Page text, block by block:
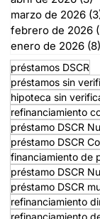
marzo de 2026
febrero de 2026
enero de 2026 (8)
préstamos DSCR
préstamos sin
hipoteca sin
refinanciamiento
préstamo DSCR
préstamo DSCR
financiamiento de
préstamo DSCR
préstamo DSCR
refinanciamiento